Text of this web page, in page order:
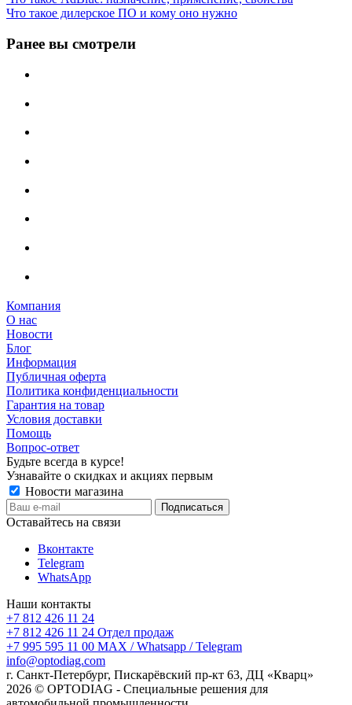
Что такое дилерское ПО и кому оно нужно
Ранее вы смотрели
Компания
О нас
Новости
Блог
Информация
Публичная оферта
Политика конфиденциальности
Гарантия на товар
Условия доставки
Помощь
Вопрос-ответ
Будьте всегда в курсе!
Узнавайте о скидках и акциях первым
Новости магазина
Оставайтесь на связи
Вконтакте
Telegram
WhatsApp
Наши контакты
+7 812 426 11 24
+7 812 426 11 24 Отдел продаж
+7 995 595 11 00 MAX / Whatsapp / Telegram
info@optodiag.com
г. Санкт-Петербург, Пискарёвский пр-кт 63, ДЦ «Кварц»
2026 © OPTODIAG - Специальные решения для